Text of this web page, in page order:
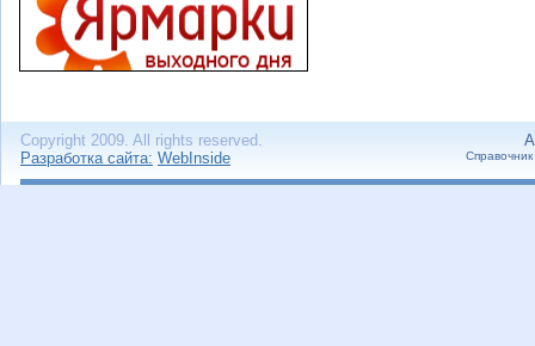
Copyright 2009. All rights reserved.
Разработка сайта: WebInside